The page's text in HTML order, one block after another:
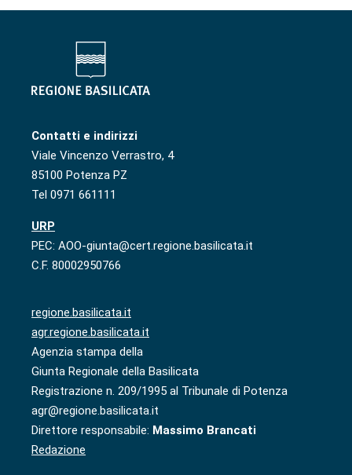
Contatti e indirizzi
Viale Vincenzo Verrastro, 4
85100 Potenza PZ
Tel 0971 661111
URP
PEC: AOO-giunta@cert.regione.basilicata.it
C.F. 80002950766
regione.basilicata.it
agr.regione.basilicata.it
Agenzia stampa della
Giunta Regionale della Basilicata
Registrazione n. 209/1995 al Tribunale di Potenza
agr@regione.basilicata.it
Direttore responsabile: Massimo Brancati
Redazione